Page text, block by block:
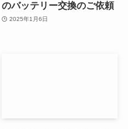
のバッテリー交換のご依頼
2025年1月6日